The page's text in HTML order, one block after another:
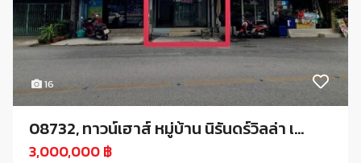
16
08732, ทาวน์เฮาส์ หมู่บ้าน นิรันดร์วิลล่า เ...
3,000,000 ฿